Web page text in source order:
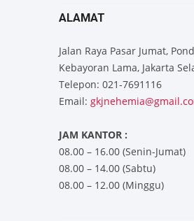
ALAMAT
Jalan Raya Pasar Jumat,
Kebayoran Lama, Jakarta
Telepon: 021-7691116
Email:
JAM KANTOR :
08.00 – 16.00 (Senin-Jumat)
08.00 – 14.00 (Sabtu)
08.00 – 12.00 (Minggu)